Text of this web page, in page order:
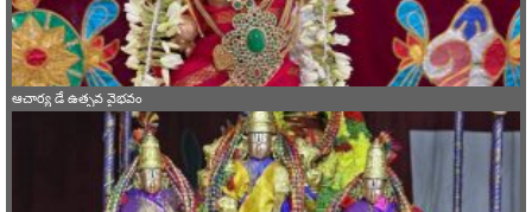
ఆచార్య డే ఉత్సవ వైభవం